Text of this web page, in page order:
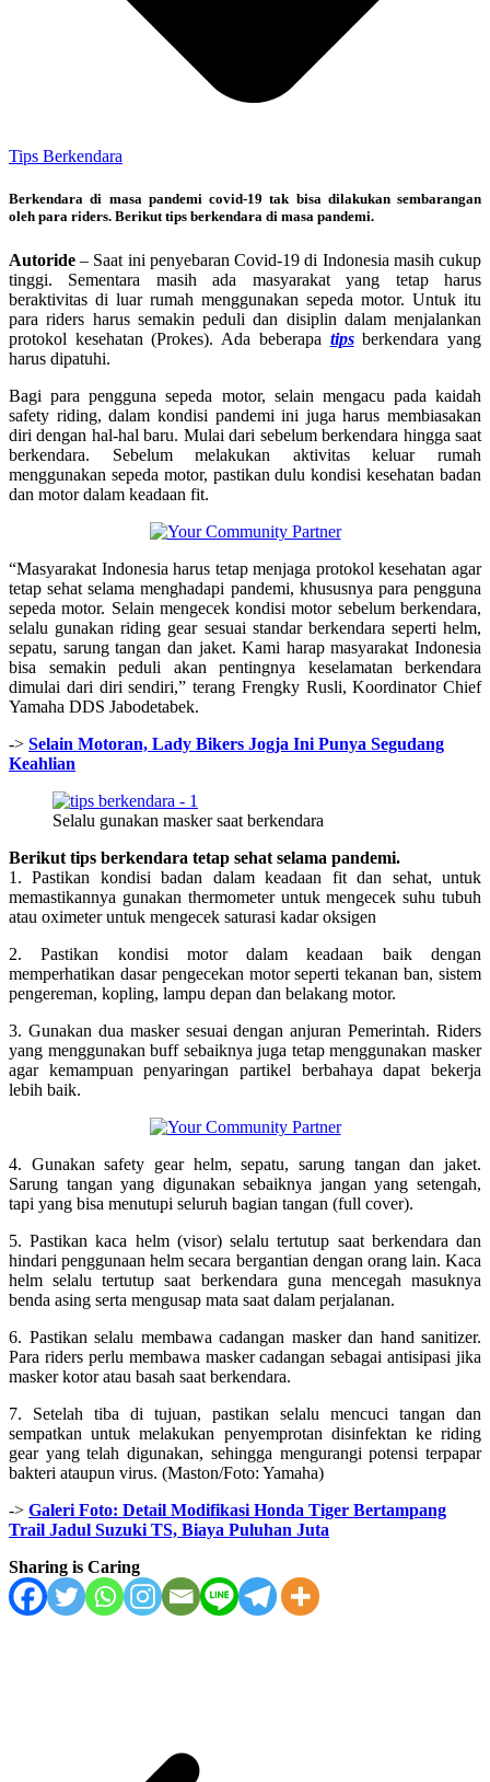
Tips Berkendara
Berkendara di masa pandemi covid-19 tak bisa dilakukan sembarangan
oleh para riders. Berikut tips berkendara di masa pandemi.
Autoride – Saat ini penyebaran Covid-19 di Indonesia masih cukup
tinggi. Sementara masih ada masyarakat yang tetap harus
beraktivitas di luar rumah menggunakan sepeda motor. Untuk itu
para riders harus semakin peduli dan disiplin dalam menjalankan
protokol kesehatan (Prokes). Ada beberapa tipsberkendara yang
harus dipatuhi.
Bagi para pengguna sepeda motor, selain mengacu pada kaidah
safety riding, dalam kondisi pandemi ini juga harus membiasakan
diri dengan hal-hal baru. Mulai dari sebelum berkendara hingga saat
berkendara. Sebelum melakukan aktivitas keluar rumah
menggunakan sepeda motor, pastikan dulu kondisi kesehatan badan
dan motor dalam keadaan fit.
“Masyarakat Indonesia harus tetap menjaga protokol kesehatan agar
tetap sehat selama menghadapi pandemi, khususnya para pengguna
sepeda motor. Selain mengecek kondisi motor sebelum berkendara,
selalu gunakan riding gear sesuai standar berkendara seperti helm,
sepatu, sarung tangan dan jaket. Kami harap masyarakat Indonesia
bisa semakin peduli akan pentingnya keselamatan berkendara
dimulai dari diri sendiri,” terang Frengky Rusli, Koordinator Chief
Yamaha DDS Jabodetabek.
-> Selain Motoran, Lady Bikers Jogja Ini Punya Segudang
Keahlian
Selalu gunakan masker saat berkendara
Berikut tips berkendara tetap sehat selama pandemi.
1. Pastikan kondisi badan dalam keadaan fit dan sehat, untuk
memastikannya gunakan thermometer untuk mengecek suhu tubuh
atau oximeter untuk mengecek saturasi kadar oksigen
2. Pastikan kondisi motor dalam keadaan baik dengan
memperhatikan dasar pengecekan motor seperti tekanan ban, sistem
pengereman, kopling, lampu depan dan belakang motor.
3. Gunakan dua masker sesuai dengan anjuran Pemerintah. Riders
yang menggunakan buff sebaiknya juga tetap menggunakan masker
agar kemampuan penyaringan partikel berbahaya dapat bekerja
lebih baik.
4. Gunakan safety gear helm, sepatu, sarung tangan dan jaket.
Sarung tangan yang digunakan sebaiknya jangan yang setengah,
tapi yang bisa menutupi seluruh bagian tangan (full cover).
5. Pastikan kaca helm (visor) selalu tertutup saat berkendara dan
hindari penggunaan helm secara bergantian dengan orang lain. Kaca
helm selalu tertutup saat berkendara guna mencegah masuknya
benda asing serta mengusap mata saat dalam perjalanan.
6. Pastikan selalu membawa cadangan masker dan hand sanitizer.
Para riders perlu membawa masker cadangan sebagai antisipasi jika
masker kotor atau basah saat berkendara.
7. Setelah tiba di tujuan, pastikan selalu mencuci tangan dan
sempatkan untuk melakukan penyemprotan disinfektan ke riding
gear yang telah digunakan, sehingga mengurangi potensi terpapar
bakteri ataupun virus. (Maston/Foto: Yamaha)
-> Galeri Foto: Detail Modifikasi Honda Tiger Bertampang
Trail Jadul Suzuki TS, Biaya Puluhan Juta
Sharing is Caring